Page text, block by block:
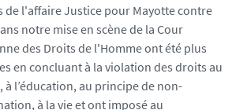
de l'affaire Justice pour Mayotte contre
notre mise en scène de la Cour
des Droits de l'Homme ont été plus
en concluant à la violation des droits au
à l’éducation, au principe de non-
à la vie et ont imposé au